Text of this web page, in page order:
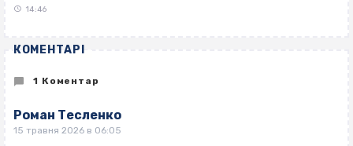
14:46
КОМЕНТАРІ
1 Коментар
Роман Тесленко
15 травня 2026 в 06:05